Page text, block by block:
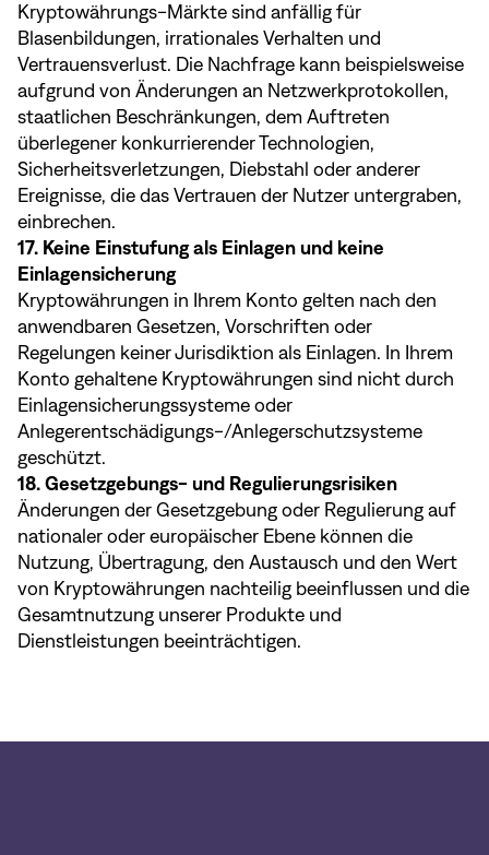
Kryptowährungs-Märkte sind anfällig für
Blasenbildungen, irrationales Verhalten und
Vertrauensverlust. Die Nachfrage kann beispielsweise
aufgrund von Änderungen an Netzwerkprotokollen,
staatlichen Beschränkungen, dem Auftreten
überlegener konkurrierender Technologien,
Sicherheitsverletzungen, Diebstahl oder anderer
Ereignisse, die das Vertrauen der Nutzer untergraben,
einbrechen.
17. Keine Einstufung als Einlagen und keine
Einlagensicherung
Kryptowährungen in Ihrem Konto gelten nach den
anwendbaren Gesetzen, Vorschriften oder
Regelungen keiner Jurisdiktion als Einlagen. In Ihrem
Konto gehaltene Kryptowährungen sind nicht durch
Einlagensicherungssysteme oder
Anlegerentschädigungs-/Anlegerschutzsysteme
geschützt.
18. Gesetzgebungs- und Regulierungsrisiken
Änderungen der Gesetzgebung oder Regulierung auf
nationaler oder europäischer Ebene können die
Nutzung, Übertragung, den Austausch und den Wert
von Kryptowährungen nachteilig beeinflussen und die
Gesamtnutzung unserer Produkte und
Dienstleistungen beeinträchtigen.